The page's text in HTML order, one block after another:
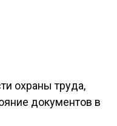
охраны труда,
документов в